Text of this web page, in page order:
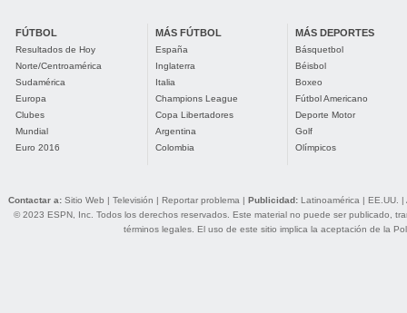
FÚTBOL
Resultados de Hoy
Norte/Centroamérica
Sudamérica
Europa
Clubes
Mundial
Euro 2016
MÁS FÚTBOL
España
Inglaterra
Italia
Champions League
Copa Libertadores
Argentina
Colombia
MÁS DEPORTES
Básquetbol
Béisbol
Boxeo
Fútbol Americano
Deporte Motor
Golf
Olímpicos
Contactar a: Sitio Web | Televisión | Reportar problema | Publicidad: Latinoamérica | EE.UU. |
© 2023 ESPN, Inc. Todos los derechos reservados. Este material no puede ser publicado,
términos legales. El uso de este sitio implica la aceptación de la